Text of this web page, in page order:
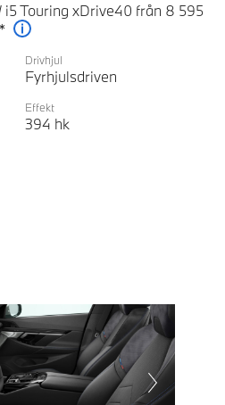
i5 Touring xDrive40 från 8 595
Drivhjul
Fyrhjulsdriven
Effekt
394 hk